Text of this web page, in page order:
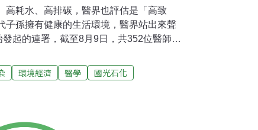
高耗水、高排碳，醫界也評估是「高致
子孫擁有健康的生活環境，醫界站出來聲
起的連署，截至8月9日，共352位醫師連
然保證營運後碳排量降到年1200萬噸，
補足。台灣到底還能承受這麼多的二氧
人之一，台中榮總醫院胸腔科顧問江自
，石化業產生的污染將導致氣喘病、心血
環境經濟 醫學
國光石化